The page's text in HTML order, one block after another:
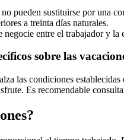
pueden sustituirse por una
a treinta días naturales.
entre el trabajador y la
sobre las
las condiciones
Es recomendable